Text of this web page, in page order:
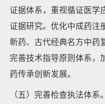
证据体系，重视循证医学
证据研究。优化中成药注
新药、古代经典名方中药
完善技术指导原则体系，
药传承创新发展。
（五）完善检查执法体